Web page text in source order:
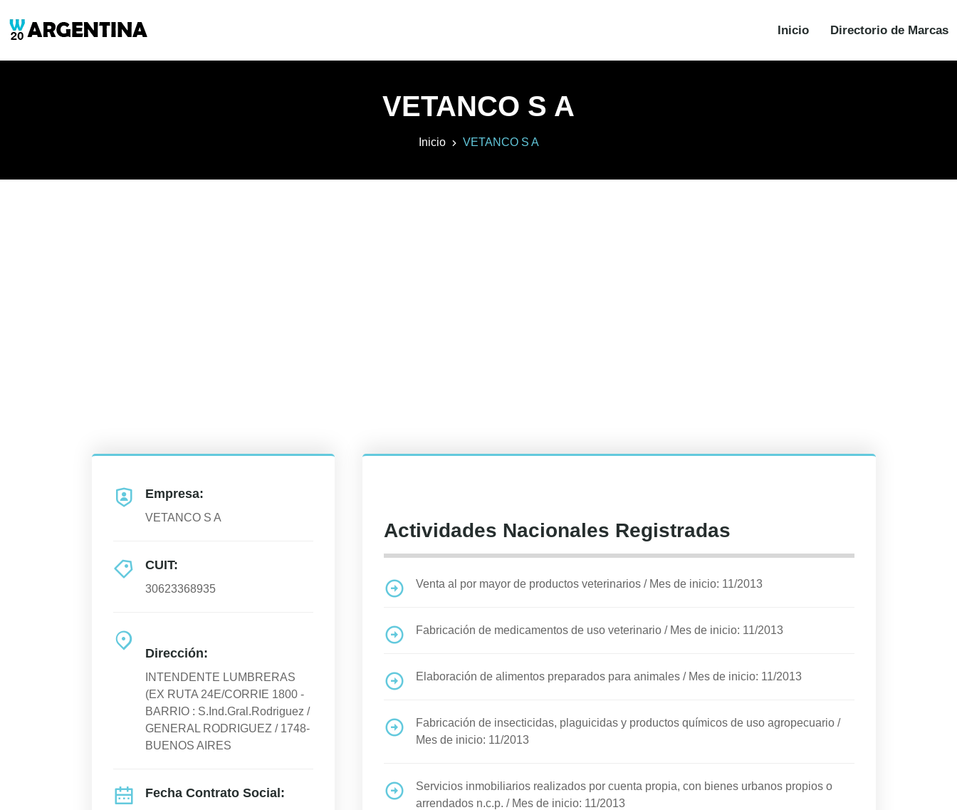
Inicio Directorio de Marcas
VETANCO S A
Inicio VETANCO S A
Empresa:
VETANCO S A
CUIT:
30623368935
Dirección:
INTENDENTE LUMBRERAS
(EX RUTA 24E/CORRIE 1800 -
BARRIO : S.Ind.Gral.Rodriguez /
GENERAL RODRIGUEZ / 1748-
BUENOS AIRES
Fecha Contrato Social:
Actividades Nacionales Registradas
Venta al por mayor de productos veterinarios / Mes de inicio: 11/2013
Fabricación de medicamentos de uso veterinario / Mes de inicio: 11/2013
Elaboración de alimentos preparados para animales / Mes de inicio: 11/2013
Fabricación de insecticidas, plaguicidas y productos químicos de uso agropecuario /
Mes de inicio: 11/2013
Servicios inmobiliarios realizados por cuenta propia, con bienes urbanos propios o
arrendados n.c.p. / Mes de inicio: 11/2013